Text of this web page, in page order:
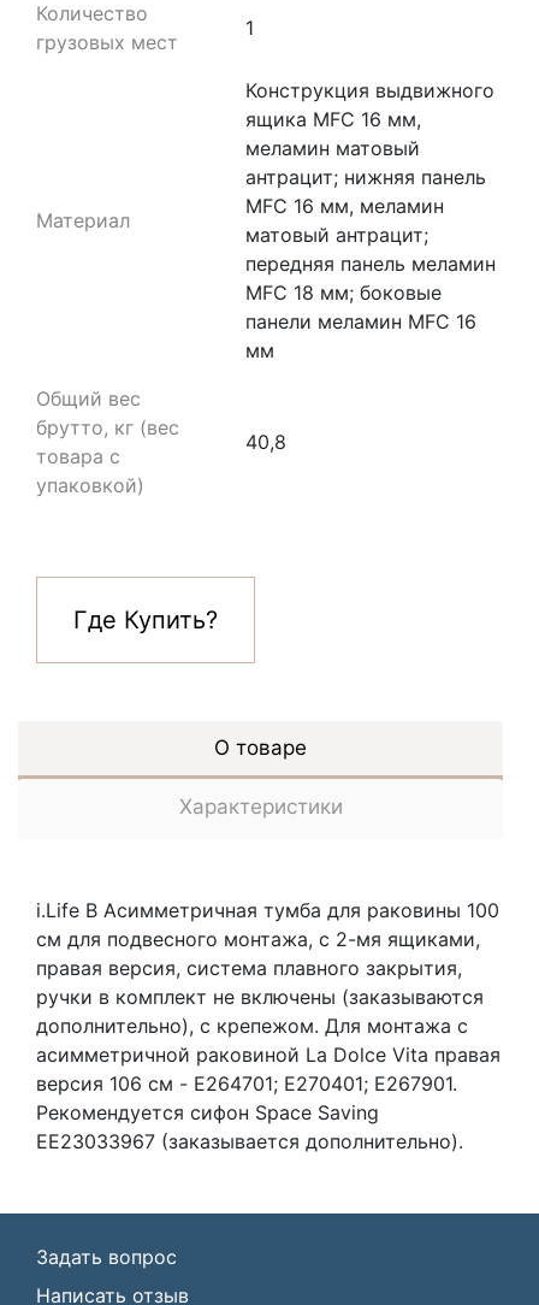
Количество
грузовых мест
1
Материал
Конструкция выдвижного
ящика MFC 16 мм,
меламин матовый
антрацит; нижняя панель
MFC 16 мм, меламин
матовый антрацит;
передняя панель меламин
MFC 18 мм; боковые
панели меламин MFC 16
мм
Общий вес
брутто, кг (вес
товара с
упаковкой)
40,8
Где Купить?
О товаре
Характеристики
i.Life B Асимметричная тумба для раковины 100
см для подвесного монтажа, с 2-мя ящиками,
правая версия, система плавного закрытия,
ручки в комплект не включены (заказываются
дополнительно), с крепежом. Для монтажа с
асимметричной раковиной La Dolce Vita правая
версия 106 см - E264701; E270401; E267901.
Рекомендуется сифон Space Saving
EE23033967 (заказывается дополнительно).
Задать вопрос
Написать отзыв